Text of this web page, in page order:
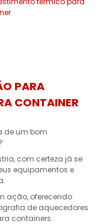
PARA
CONTAINER
de um bom
?
com certeza já se
equipamentos e
ação, oferecendo
de aquecedores
containers.